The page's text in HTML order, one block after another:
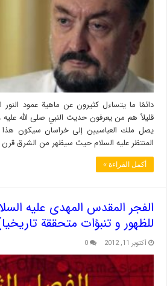
دائمًا ما يتساءل كثيرون عن ماهية عمود
قليلاً هم من يعرفون حديث النبي صلى الله عليه
يصل ملك العباسيين إلى خراسان سيكون هذا
المنتظر عليه السلام حيث سيظهر من الشرق قرن
أكمل القراءة »
الفجر المقدس المهدی علیه
للظهور و تنبؤات متحققة
أكتوبر 11, 2012 0